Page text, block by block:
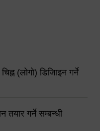
(लोगो) डिजिाइन गर्ने
तयार गर्ने सम्बन्धी